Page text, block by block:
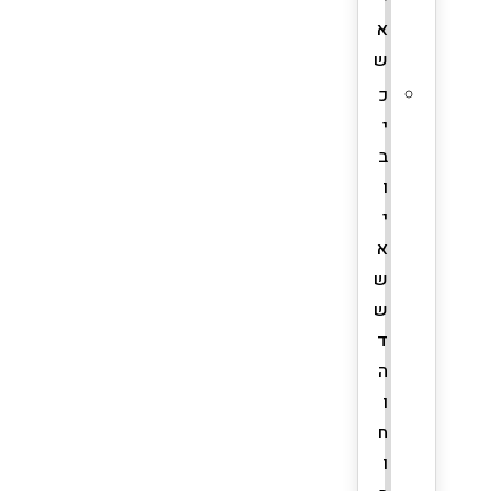
א
ש
כ
י
ב
ו
י
א
ש
ש
ד
ה
ו
ח
ו